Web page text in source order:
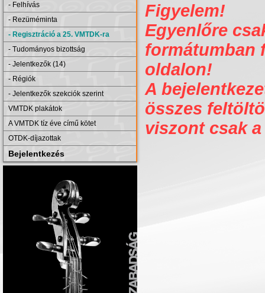
- Felhívás
- Rezüméminta
- Regisztráció a 25. VMTDK-ra
- Tudományos bizottság
- Jelentkezők (14)
- Régiók
- Jelentkezők szekciók szerint
VMTDK plakátok
A VMTDK tíz éve című kötet
OTDK-díjazottak
Bejelentkezés
Figyelem!
Egyenlőre
formátumban
oldalon!
A
összes
viszont csak